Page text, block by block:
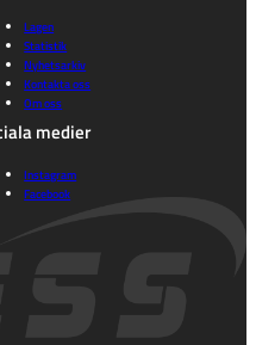
Lagen
Statistik
Nyhetsarkiv
Kontakta oss
Om oss
medier
Instagram
Facebook